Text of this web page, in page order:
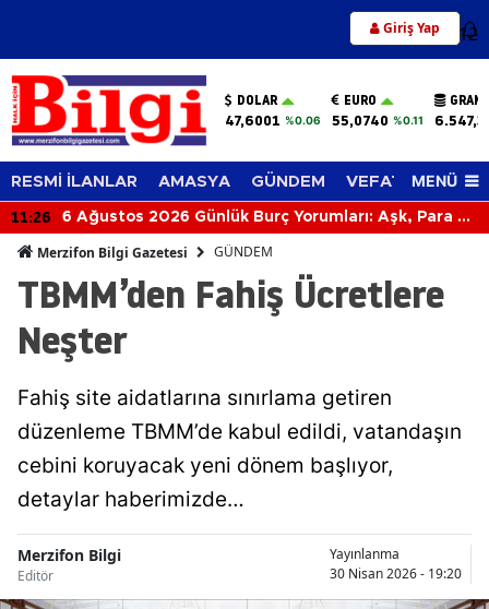
Giriş Yap 12
DOLAR
47,6001 %0.06
EURO
55,0740 %0.11
RESMİ İLANLAR AMASYA GÜNDEM VEFAT EDENLER
MENÜ
11:26
6 Ağustos 2026 Günlük Burç Yorumları: Aşk, Para ve
Neler Bekliyor?
Merzifon Bilgi Gazetesi GÜNDEM
TBMM’den Fahiş Ücretlere
Neşter
Fahiş site aidatlarına sınırlama getiren
düzenleme TBMM’de kabul edildi, vatandaşın
cebini koruyacak yeni dönem başlıyor,
detaylar haberimizde…
Merzifon Bilgi
Editör
Yayınlanma
30 Nisan 2026 - 19:20